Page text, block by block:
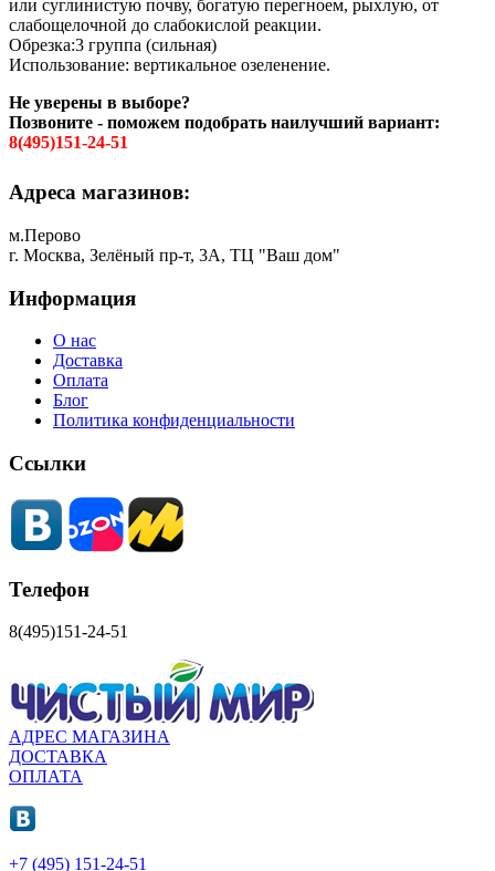
или суглинистую почву, богатую перегноем, рыхлую, от
слабощелочной до слабокислой реакции.
Обрезка:3 группа (сильная)
Использование: вертикальное озеленение.
Не уверены в выборе?
Позвоните - поможем подобрать наилучший вариант:
8(495)151-24-51
Адреса магазинов:
м.Перово
г. Москва, Зелёный пр-т, 3А, ТЦ "Ваш дом"
Информация
О нас
Доставка
Оплата
Блог
Политика конфиденциальности
Ссылки
Телефон
8(495)151-24-51
АДРЕС МАГАЗИНА
ДОСТАВКА
ОПЛАТА
+7 (495) 151-24-51